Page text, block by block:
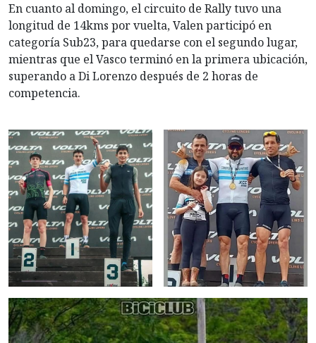
En cuanto al domingo, el circuito de Rally tuvo una
longitud de 14kms por vuelta, Valen participó en
categoría Sub23, para quedarse con el segundo lugar,
mientras que el Vasco terminó en la primera ubicación,
superando a Di Lorenzo después de 2 horas de
competencia.